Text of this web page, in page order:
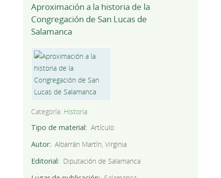
Aproximación a la historia de la
Congregación de San Lucas de
Salamanca
Categoría: Historia
Tipo de material
Artículo
Autor
Albarrán Martín, Virginia
Editorial
Diputación de Salamanca